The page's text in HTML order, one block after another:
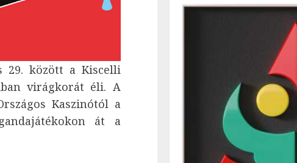
29. között a Kiscelli
virágkorát éli. A
Kaszinótól a
át a